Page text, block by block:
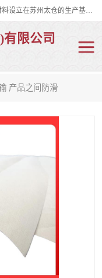
双忠包装材料（苏州）有限公司是上海双忠包装材料设立在苏州太仓的生产基地，占地约2万平米，产品主要有打孔缠绕膜，拉伸蜂窝纸，集装箱充气袋，滑托板，打包带，裹包网兜，防滑纸等箱体和托盘的运输和保护性包材。固永包材®，GooYon Pack®，是我们保护性包装材料的专属品牌。
限公司
产品之间防滑
包带
袋
裹包网兜